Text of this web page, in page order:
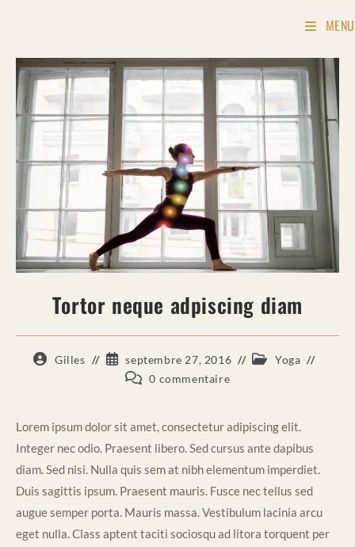
MENU
Tortor neque adpiscing diam
Auteur/autrice
Gilles
Publication
publiée :
septembre 27, 2016
PostYoga
Commentaires
publication :
0 commentaire
Lorem ipsum dolor sit amet, consectetur adipiscing elit.
Integer nec odio. Praesent libero. Sed cursus ante dapibus
diam. Sed nisi. Nulla quis sem at nibh elementum imperdiet.
Duis sagittis ipsum. Praesent mauris. Fusce nec tellus sed
augue semper porta. Mauris massa. Vestibulum lacinia arcu
eget nulla. Class aptent taciti sociosqu ad litora torquent per